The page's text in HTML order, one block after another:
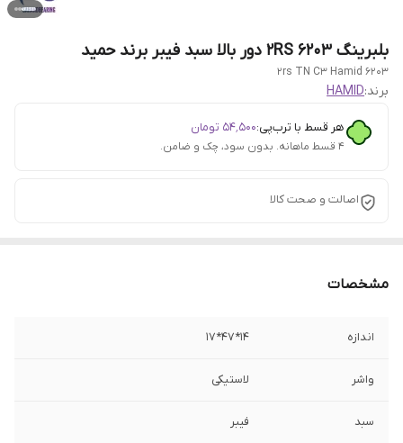
بلبرینگ 6203 2RS دور بالا سبد فیبر برند حمید
6203 2rs TN C3 Hamid
برند:HAMID
هر قسط با ترب‌پی:۵۴٬۵۰۰ تومان
۴ قسط ماهانه. بدون سود، چک و ضامن.
اصالت و صحت کالا
مشخصات
اندازه 14*47*17
واشر لاستیکی
سبد فیبر